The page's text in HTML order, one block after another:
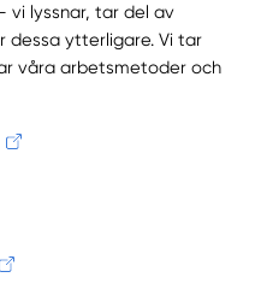
vi lyssnar, tar del av
dessa ytterligare. Vi tar
våra arbetsmetoder och